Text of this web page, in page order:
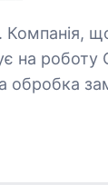
на роботу